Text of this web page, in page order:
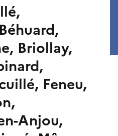
Briollay,
Feneu,
Anjou,